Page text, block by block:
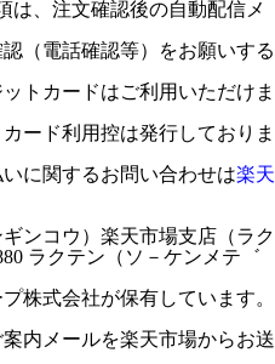
は、注文確認後の自動配信メ
（電話確認等）をお願いする
トカードはご利用いただけま
ード利用控は発行しておりま
に関するお問い合わせは楽天
ンコウ）楽天市場支店（ラク
ラクテン（ソ－ケンメテ゛
株式会社が保有しています。
内メールを楽天市場からお送